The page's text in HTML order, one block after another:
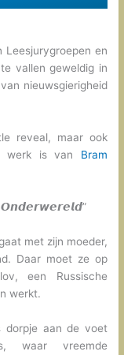
Leesjurygroepen en
vallen geweldig in
nieuwsgierigheid
reveal, maar ook
werk is van Bram
met zijn moeder,
Daar moet ze op
een Russische
werkt.
dorpje aan de voet
waar vreemde